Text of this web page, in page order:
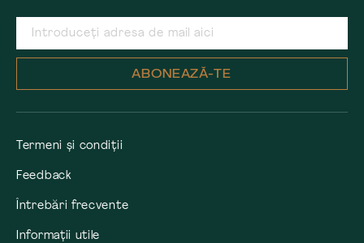
ABONEAZĂ-TE
Termeni și condiții
Feedback
Întrebări frecvente
Informații utile